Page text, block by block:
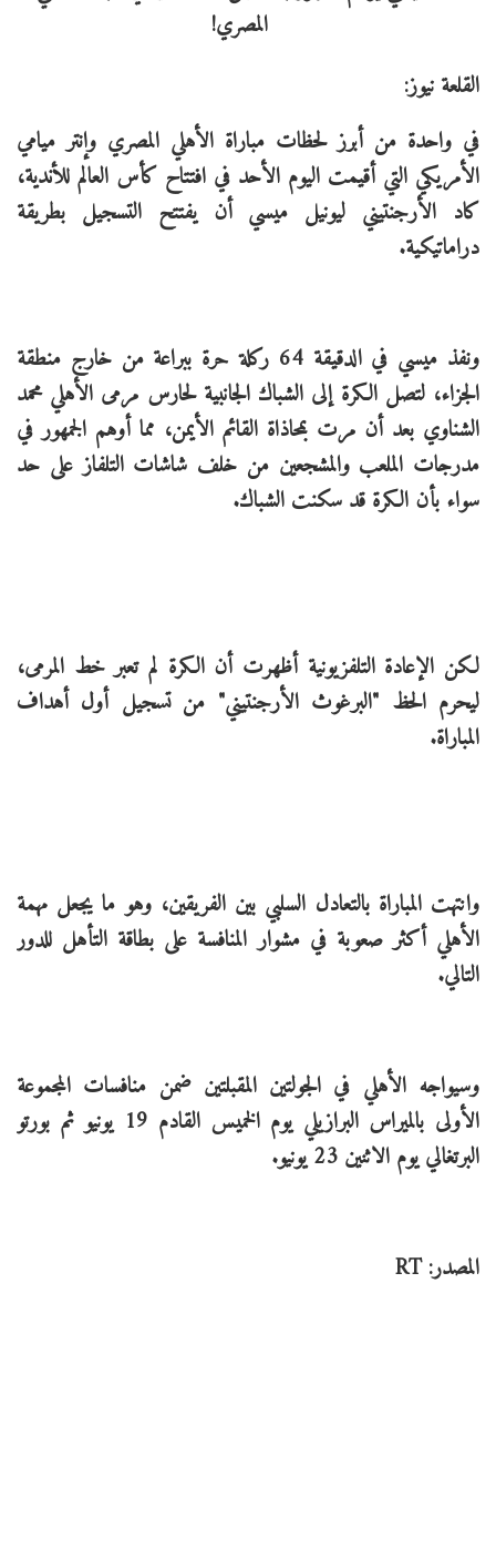
القلعة نيوز:
في واحدة من أبرز لحظات مباراة الأهلي المصري وإنتر ميامي
الأمريكي التي أقيمت اليوم الأحد في افتتاح كأس العالم للأندية،
كاد الأرجنتيني ليونيل ميسي أن يفتتح التسجيل بطريقة
دراماتيكية.
ونفذ ميسي في الدقيقة 64 ركلة حرة ببراعة من خارج منطقة
الجزاء، لتصل الكرة إلى الشباك الجانبية لحارس مرمى الأهلي محمد
الشناوي بعد أن مرت بمحاذاة القائم الأيمن، مما أوهم الجمهور في
مدرجات الملعب والمشجعين من خلف شاشات التلفاز على حد
سواء بأن الكرة قد سكنت الشباك.
لكن الإعادة التلفزيونية أظهرت أن الكرة لم تعبر خط المرمى،
ليحرم الحظ "البرغوث الأرجنتيني" من تسجيل أول أهداف
المباراة.
وانتهت المباراة بالتعادل السلبي بين الفريقين، وهو ما يجعل مهمة
الأهلي أكثر صعوبة في مشوار المنافسة على بطاقة التأهل للدور
التالي.
وسيواجه الأهلي في الجولتين المقبلتين ضمن منافسات المجموعة
الأولى بالميراس البرازيلي يوم الخميس القادم 19 يونيو ثم بورتو
البرتغالي يوم الاثنين 23 يونيو.
المصدر: RT